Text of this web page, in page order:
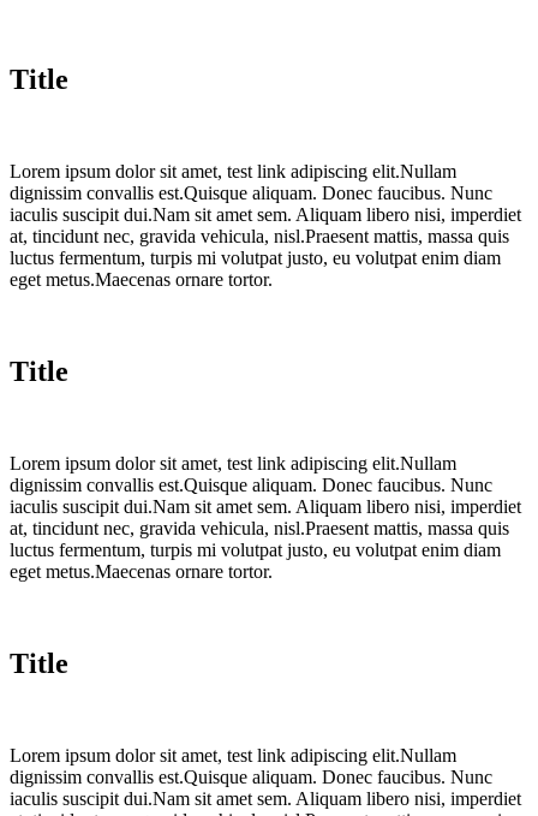
Title
Lorem ipsum dolor sit amet, test link adipiscing elit.Nullam
dignissim convallis est.Quisque aliquam. Donec faucibus. Nunc
iaculis suscipit dui.Nam sit amet sem. Aliquam libero nisi, imperdiet
at, tincidunt nec, gravida vehicula, nisl.Praesent mattis, massa quis
luctus fermentum, turpis mi volutpat justo, eu volutpat enim diam
eget metus.Maecenas ornare tortor.
Title
Lorem ipsum dolor sit amet, test link adipiscing elit.Nullam
dignissim convallis est.Quisque aliquam. Donec faucibus. Nunc
iaculis suscipit dui.Nam sit amet sem. Aliquam libero nisi, imperdiet
at, tincidunt nec, gravida vehicula, nisl.Praesent mattis, massa quis
luctus fermentum, turpis mi volutpat justo, eu volutpat enim diam
eget metus.Maecenas ornare tortor.
Title
Lorem ipsum dolor sit amet, test link adipiscing elit.Nullam
dignissim convallis est.Quisque aliquam. Donec faucibus. Nunc
iaculis suscipit dui.Nam sit amet sem. Aliquam libero nisi, imperdiet